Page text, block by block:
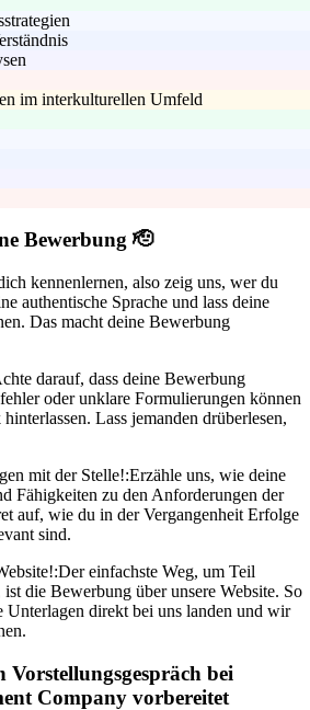
im interkulturellen Umfeld
Bewerbung 🫡
kennenlernen, also zeig uns, wer du
authentische Sprache und lass deine
Das macht deine Bewerbung
darauf, dass deine Bewerbung
oder unklare Formulierungen können
Lass jemanden drüberlesen,
mit der Stelle!:Erzähle uns, wie deine
Fähigkeiten zu den Anforderungen der
auf, wie du in der Vergangenheit Erfolge
sind.
Der einfachste Weg, um Teil
ist die Bewerbung über unsere Website. So
Unterlagen direkt bei uns landen und wir
Vorstellungsgespräch bei
Company vorbereitet